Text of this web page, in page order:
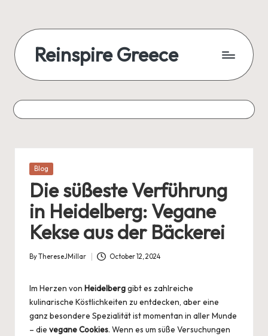
Reinspire Greece
Posted
Blog
Die süßeste Verführung
in Heidelberg: Vegane
Kekse aus der Bäckerei
Posted
ByThereseJMillar October 12, 2024
Im Herzen von Heidelberggibt es zahlreiche
kulinarische Köstlichkeiten zu entdecken, aber eine
ganz besondere Spezialität ist momentan in aller Munde
– die vegane Cookies. Wenn es um süße Versuchungen